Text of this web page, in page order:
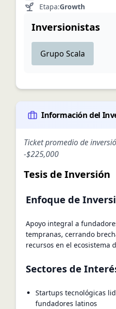
Etapa:Growth
Inversionistas
Grupo Scala
Información del
Ticket promedio de
-$225,000
Tesis de Inversión
Enfoque de
Apoyo integral a
tempranas, cerrando
recursos en el ecosistema
Sectores de
Startups tecnológicas
fundadores latinos